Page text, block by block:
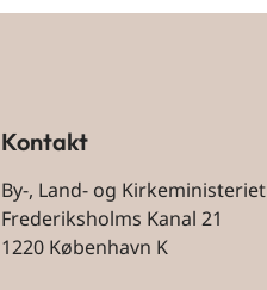
Kontakt
By-, Land- og Kirkeministeriet
Frederiksholms Kanal 21
1220 København K